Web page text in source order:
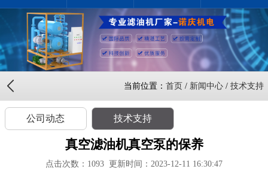
当前位置： 首页 / 新闻中心 / 技术支持
公司动态 技术支持
真空滤油机真空泵的保养
点击次数： 1093 更新时间：2023-12-11 16:30:47